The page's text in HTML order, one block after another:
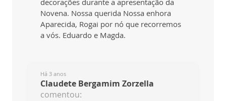
decorações durante a apresentação da
Novena. Nossa querida Nossa enhora
Aparecida, Rogai por nó que recorremos
a vós. Eduardo e Magda.
Há 3 anos
Claudete Bergamim Zorzella
comentou: